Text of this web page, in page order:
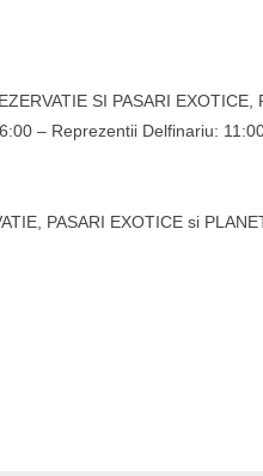
SI PASARI EXOTICE,
– Reprezentii Delfinariu:
PASARI EXOTICE si